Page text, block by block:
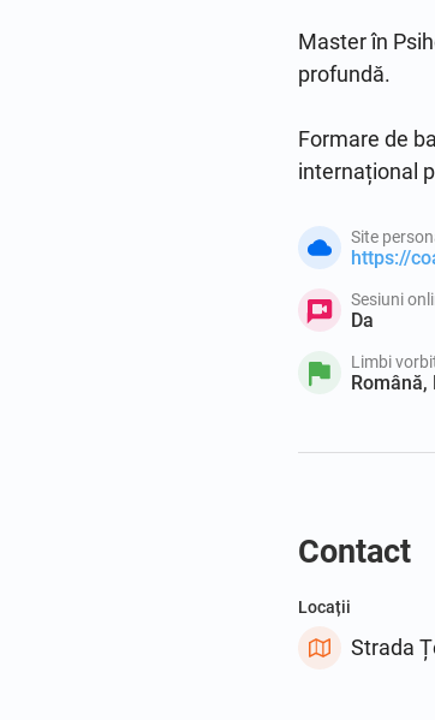
Master în
profundă.
Formare de
internațional
https://
Site
Da
Sesiuni
Română,
Limbi
Contact
Locații
Strada